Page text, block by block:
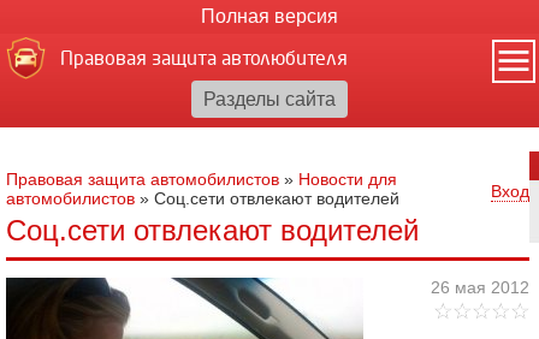
Полная версия
Правовая защита автолюбителя
Правовая защита автомобилистов » Новости для
автомобилистов » Соц.сети отвлекают водителей Вход
Соц.сети отвлекают водителей
26 мая 2012